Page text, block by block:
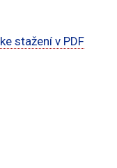
ke stažení v PDF